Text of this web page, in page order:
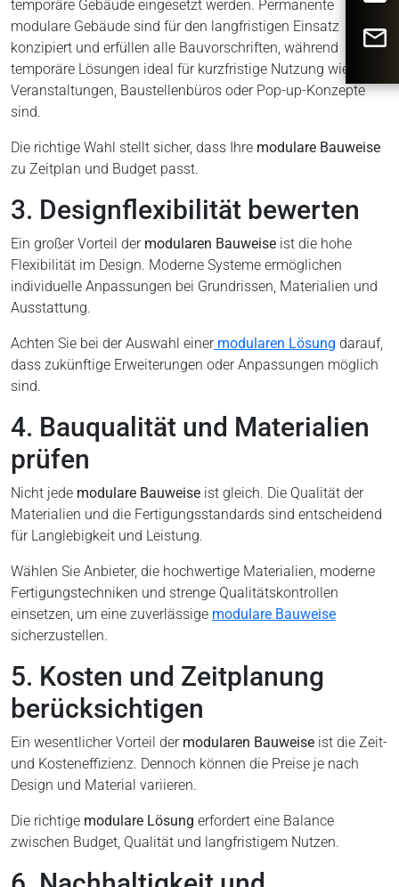
temporäre Gebäude eingesetzt werden. Permanente
modulare Gebäude sind für den langfristigen Einsatz
konzipiert und erfüllen alle Bauvorschriften, während
temporäre Lösungen ideal für kurzfristige Nutzung wie
Veranstaltungen, Baustellenbüros oder Pop-up-Konzepte
sind.
Die richtige Wahl stellt sicher, dass Ihre modulare Bauweise
zu Zeitplan und Budget passt.
3. Designflexibilität bewerten
Ein großer Vorteil der modularen Bauweise ist die hohe
Flexibilität im Design. Moderne Systeme ermöglichen
individuelle Anpassungen bei Grundrissen, Materialien und
Ausstattung.
Achten Sie bei der Auswahl einer modularen Lösung darauf,
dass zukünftige Erweiterungen oder Anpassungen möglich
sind.
4. Bauqualität und Materialien
prüfen
Nicht jede modulare Bauweise ist gleich. Die Qualität der
Materialien und die Fertigungsstandards sind entscheidend
für Langlebigkeit und Leistung.
Wählen Sie Anbieter, die hochwertige Materialien, moderne
Fertigungstechniken und strenge Qualitätskontrollen
einsetzen, um eine zuverlässige modulare Bauweise
sicherzustellen.
5. Kosten und Zeitplanung
berücksichtigen
Ein wesentlicher Vorteil der modularen Bauweise ist die Zeit-
und Kosteneffizienz. Dennoch können die Preise je nach
Design und Material variieren.
Die richtige modulare Lösung erfordert eine Balance
zwischen Budget, Qualität und langfristigem Nutzen.